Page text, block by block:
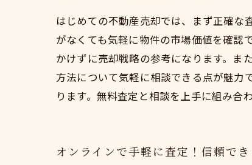
はじめての不動産売却では、まず正確な
がなくても気軽に物件の市場価値を確認
かけずに売却戦略の参考になります。ま
方法について気軽に相談できる点が魅力
ります。無料査定と相談を上手に組み合
オンラインで手軽に査定！信頼で